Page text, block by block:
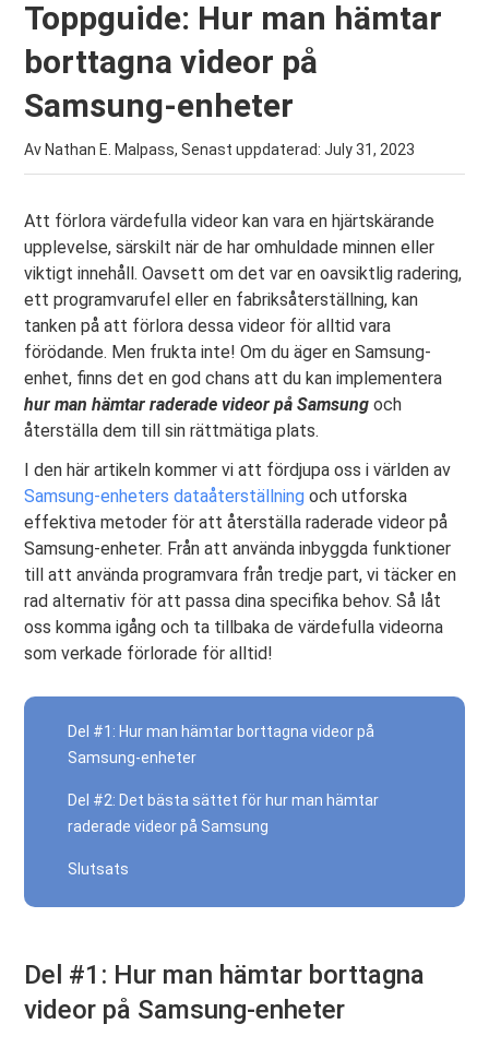
Toppguide: Hur man hämtar
borttagna videor på
Samsung-enheter
Av Nathan E. Malpass, Senast uppdaterad:July 31, 2023
Att förlora värdefulla videor kan vara en hjärtskärande
upplevelse, särskilt när de har omhuldade minnen eller
viktigt innehåll. Oavsett om det var en oavsiktlig radering,
ett programvarufel eller en fabriksåterställning, kan
tanken på att förlora dessa videor för alltid vara
förödande. Men frukta inte! Om du äger en Samsung-
enhet, finns det en god chans att du kan implementera
hur man hämtar raderade videor på Samsung och
återställa dem till sin rättmätiga plats.
I den här artikeln kommer vi att fördjupa oss i världen av
Samsung-enheters dataåterställning och utforska
effektiva metoder för att återställa raderade videor på
Samsung-enheter. Från att använda inbyggda funktioner
till att använda programvara från tredje part, vi täcker en
rad alternativ för att passa dina specifika behov. Så låt
oss komma igång och ta tillbaka de värdefulla videorna
som verkade förlorade för alltid!
Del #1: Hur man hämtar borttagna videor på
Samsung-enheter
Del #2: Det bästa sättet för hur man hämtar
raderade videor på Samsung
Slutsats
Del #1: Hur man hämtar borttagna
videor på Samsung-enheter